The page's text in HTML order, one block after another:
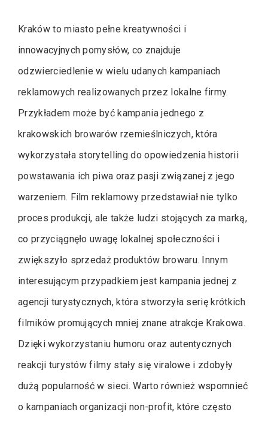
Kraków to miasto pełne kreatywności i
innowacyjnych pomysłów, co znajduje
odzwierciedlenie w wielu udanych kampaniach
reklamowych realizowanych przez lokalne firmy.
Przykładem może być kampania jednego z
krakowskich browarów rzemieślniczych, która
wykorzystała storytelling do opowiedzenia historii
powstawania ich piwa oraz pasji związanej z jego
warzeniem. Film reklamowy przedstawiał nie tylko
proces produkcji, ale także ludzi stojących za marką,
co przyciągnęło uwagę lokalnej społeczności i
zwiększyło sprzedaż produktów browaru. Innym
interesującym przypadkiem jest kampania jednej z
agencji turystycznych, która stworzyła serię krótkich
filmików promujących mniej znane atrakcje Krakowa.
Dzięki wykorzystaniu humoru oraz autentycznych
reakcji turystów filmy stały się viralowe i zdobyły
dużą popularność w sieci. Warto również wspomnieć
o kampaniach organizacji non-profit, które często